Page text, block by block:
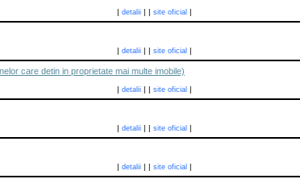
| detalii| | site oficial|
| detalii| | site oficial|
care detin in proprietate mai multe imobile)
| detalii| | site oficial|
| detalii| | site oficial|
| detalii| | site oficial|